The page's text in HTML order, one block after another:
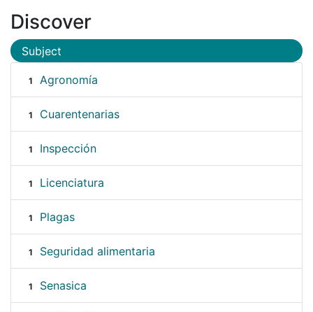
Discover
Subject
1 Agronomía
1 Cuarentenarias
1 Inspección
1 Licenciatura
1 Plagas
1 Seguridad alimentaria
1 Senasica